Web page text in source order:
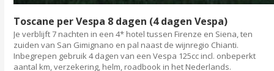
Toscane per Vespa 8 dagen (4 dagen Vespa)
Je verblijft 7 nachten in een 4* hotel tussen Firenze en Siena, ten
zuiden van San Gimignano en pal naast de wijnregio Chianti.
Inbegrepen gebruik 4 dagen van een Vespa 125cc incl. onbeperkt
aantal km, verzekering, helm, roadbook in het Nederlands.